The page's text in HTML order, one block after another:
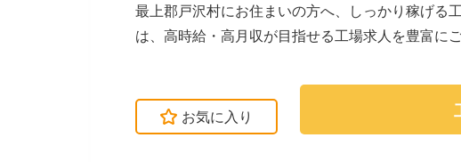
最上郡戸沢村にお住まいの方へ、しっかり稼げる
は、高時給・高月収が目指せる工場求人を豊富
お気に入り